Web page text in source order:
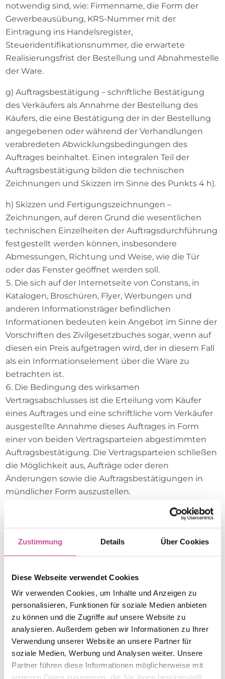
Zustimmung Details Über Cookies
Diese Webseite verwendet Cookies
Wir verwenden Cookies, um Inhalte und Anzeigen zu
personalisieren, Funktionen für soziale Medien anbieten
zu können und die Zugriffe auf unsere Website zu
analysieren. Außerdem geben wir Informationen zu Ihrer
Verwendung unserer Website an unsere Partner für
soziale Medien, Werbung und Analysen weiter. Unsere
Partner führen diese Informationen möglicherweise mit
weiteren Daten zusammen, die Sie ihnen bereitgestellt
notwendig sind, wie: Firmenname, die Form der
Gewerbeausübung, KRS-Nummer mit der
Eintragung ins Handelsregister,
Steueridentifikationsnummer, die erwartete
Realisierungsfrist der Bestellung und Abnahmestelle
der Ware.
g) Auftragsbestätigung – schriftliche Bestätigung
des Verkäufers als Annahme der Bestellung des
Käufers, die eine Bestätigung der in der Bestellung
angegebenen oder während der Verhandlungen
verabredeten Abwicklungsbedingungen des
Auftrages beinhaltet. Einen integralen Teil der
Auftragsbestätigung bilden die technischen
Zeichnungen und Skizzen im Sinne des Punkts 4 h).
h) Skizzen und Fertigungszeichnungen –
Zeichnungen, auf deren Grund die wesentlichen
technischen Einzelheiten der Auftragsdurchführung
festgestellt werden können, insbesondere
Abmessungen, Richtung und Weise, wie die Tür
oder das Fenster geöffnet werden soll.
Die sich auf der Internetseite von Constans, in
Katalogen, Broschüren, Flyer, Werbungen und
anderen Informationsträger befindlichen
Informationen bedeuten kein Angebot im Sinne der
Vorschriften des Zivilgesetzbuches sogar, wenn auf
diesen ein Preis aufgetragen wird, der in diesem Fall
als ein Informationselement über die Ware zu
betrachten ist.
Die Bedingung des wirksamen
Vertragsabschlusses ist die Erteilung vom Käufer
eines Auftrages und eine schriftliche vom Verkäufer
ausgestellte Annahme dieses Auftrages in Form
einer von beiden Vertragsparteien abgestimmten
Auftragsbestätigung. Die Vertragsparteien schließen
die Möglichkeit aus, Aufträge oder deren
Änderungen sowie die Auftragsbestätigungen in
mündlicher Form auszustellen.
Wenn keine schriftliche Auftragsbestätigung der
Bestellung ausgestellt wird, bedeutet das, dass der
Vertrag nicht abgeschlossen wird.
Änderung oder Stornierung der Bestellung durch
die andere Vertragspartei bedarf der schriftlichen
durch den Käufer einer Ausgleichspflicht der von
Constans zur Abwicklung des Auftrages getragenen
Kosten abhängig sein kann.
Firma Constans wird von der Haftung wegen
Nichterfüllung oder mangelhaften Erfüllung des
Vertrages entbunden, falls diese auf folgende
Ursachen zurückzuführen ist: Auftreten einer
höheren Gewalt, solcher wie anormale